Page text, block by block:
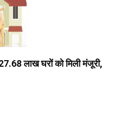
लाख घरों को मिली मंजूरी,